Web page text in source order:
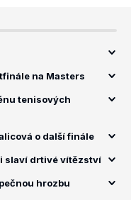
na Masters
tenisových
o další finále
slaví drtivé vítězství
hrozbu